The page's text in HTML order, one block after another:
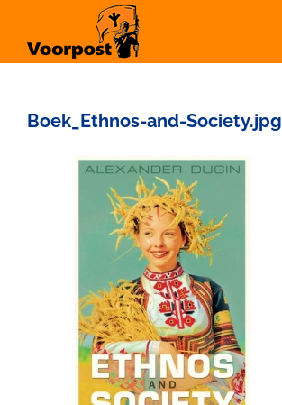
inhoud
Boek_Ethnos-and-Society.jpg